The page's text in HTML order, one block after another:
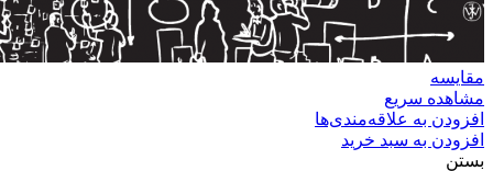
مقایسه
مشاهده سریع
افزودن به علاقه‌مندی‌ها
افزودن به سبد خرید
بستن